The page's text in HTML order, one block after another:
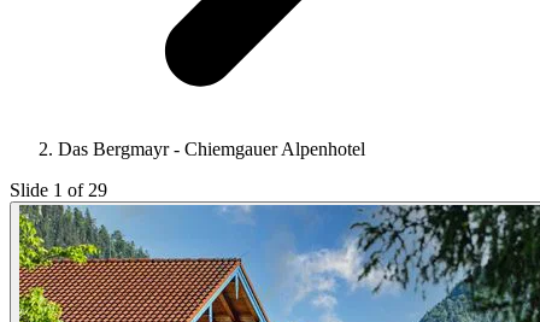
Das Bergmayr - Chiemgauer Alpenhotel
Slide 1 of 29